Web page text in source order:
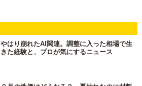
やはり崩れたAI関連。調整に入った相場で生
きた経験と、プロが気にするニュース